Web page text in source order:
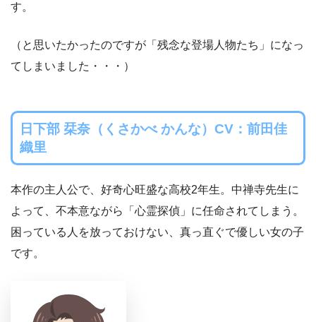
す。
（と思いたかったのですが「残念な登場人物たち」になっ
てしまいました・・・）
日下部 栞奈（くさかべ かんな）CV：前田佳
織里
本作の主人公で、好奇心旺盛な高校2年生。中禅寺先生に
よって、不本意ながら「心霊探偵」に任命されてしまう。
困っている人を放っておけない、真っ直ぐで優しい女の子
です。